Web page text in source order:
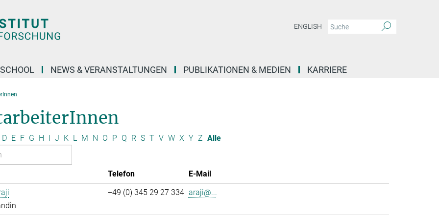
ENGLISH
NEWS & VERANSTALTUNGEN PUBLIKATIONEN & MEDIEN KARRIERE
D E F G H I J K L M N O P Q R S T V W X Y Z Alle
Telefon
E-Mail
+49 (0) 345 29 27 334 araji@...